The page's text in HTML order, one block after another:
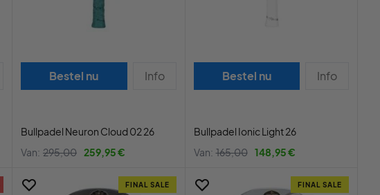
Bestel nu Info
Bullpadel Neuron Cloud 02 26
Van: 295,00 259,95 €
Bestel nu Info
Bullpadel Ionic Light 26
Van: 165,00 148,95 €
FINAL SALE FINAL SALE